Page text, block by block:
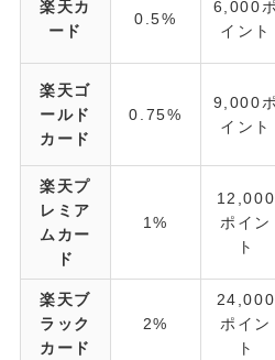
楽天カ
ード
0.5%
6,000ポ
イント
楽天ゴ
ールド
カード
0.75%
9,000ポ
イント
楽天プ
レミア
ムカー
ド
1%
12,000
ポイン
ト
楽天ブ
ラック
カード
2%
24,000
ポイン
ト